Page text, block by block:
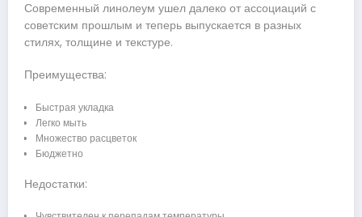
Современный линолеум ушел далеко от ассоциаций с
советским прошлым и теперь выпускается в разных
стилях, толщине и текстуре.
Преимущества:
Быстрая укладка
Легко мыть
Множество расцветок
Бюджетно
Недостатки: